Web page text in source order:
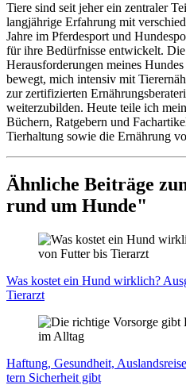
Tiere sind seit jeher ein zentraler
langjährige Erfahrung mit
Jahre im Pferdesport und
für ihre Bedürfnisse entwickelt.
Herausforderungen meines
bewegt, mich intensiv mit
zur zertifizierten
weiterzubilden. Heute teile ich
Büchern, Ratgebern und
Tierhaltung sowie die Ernährung
Ähnliche Beiträge
rund um Hunde"
Was kos­tet ein Hund wirk­lich?
Tier­arzt
Haf­tung, Gesund­heit,
tern Sicher­heit gibt